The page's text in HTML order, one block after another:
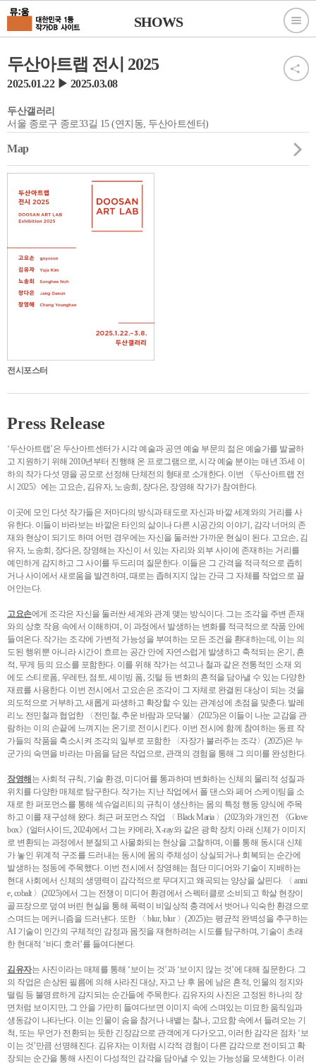
SHOWS
두산아트랩 전시 2025
2025.01.22 ▶ 2025.03.08
두산갤러리
서울 종로구 종로33길 15 (연지동, 두산아트센터)
Map
전시포스터
Press Release
‘두산아트랩’은 두산아트센터가 시각 예술과 공연 예술 부문의 젊은 예술가를 발굴하
고 지원하기 위해 2010년부터 진행해 온 프로그램으로, 시각 예술 분야는 매년 35세 이
하의 작가 다섯 명을 공모로 선정해 단체전의 형태로 소개한다. 이번 《두산아트랩 전
시 2025》에는 고요손, 김유자, 노송희, 장다은, 장영해 작가가 참여한다.
이곳에 모인 다섯 작가들은 저마다의 방식과 태도로 자신과 바깥 세계와의 거리를 사
유한다. 이들이 바라보는 바깥은 타인의 삶이나 다른 시공간의 이야기, 감각 너머의 존
재와 현상이 되기도 하며 어떤 경우에는 자신을 둘러싼 가까운 현실이 된다. 고요손, 김
유자, 노송희, 장다은, 장영해는 자신이 서 있는 자리와 외부 사이에 존재하는 거리를
예민하게 감지하고 그 사이를 두드리며 질문한다. 이들은 그 간격을 적극적으로 좁히
거나 사이에서 새로움을 발견하며, 때로는 좁혀지지 않는 간극 그 자체를 작업으로 끌
어안는다.
고요손에게 조각은 자신을 둘러싼 세계와 관계 맺는 방식이다. 그는 조각을 주변 존재
와의 상호 작용 속에서 이해하며, 이 과정에서 발생하는 변화를 적극적으로 작품 안에
들여온다. 작가는 조각에 가변적 가능성을 부여하는 모든 조건을 환대하는데, 이는 의
도된 행위뿐 아니라 시간이 흐르는 공간 안에 자연스럽게 발생하고 축적되는 온기, 흔
적, 무게 등의 요소를 포함한다. 이를 위해 작가는 석고나 철과 같은 전통적인 소재 외
에도 스티로폼, 우레탄, 점토, 셰이빙 폼, 깃털 등 변화의 흔적을 담아낼 수 있는 다양한
재료를 사용한다. 이번 전시에서 고요손은 조각이 그 자체로 완결된 대상이 되는 것을
의도적으로 거부하고, 새롭게 파생하고 확장할 수 있는 관계성에 초점을 맞춘다. 발레
리노 전민철과 협업한 〈전민철, 추운 바람과 모닥불〉(2025)은 이들이 나눈 교감을 관
람하는 이의 손끝에 느껴지는 온기로 전이시킨다. 이번 전시에 함께 참여하는 동료 작
가들의 작품을 축소시켜 조각의 일부로 포함한 〈자장가 불러주는 조각〉(2025)은 누
군가의 숙면을 바라는 마음을 담은 작업으로, 관객의 경험을 통해 그 의미를 완성한다.
장영해 는 사회적 규칙, 기술 환경, 미디어를 통과하며 변화하는 신체의 물리적 성질과
위치를 다양한 매체로 탐구한다. 작가는 지난 작업에서 폴 댄스와 페어 스케이팅을 소
재로 한 퍼포먼스를 통해 섹슈얼리티의 규칙이 생산하는 몸의 특정 행동 양식에 주목
하고 이를 재구성해 왔다. 최근 퍼포먼스 작업 〈 Black Maria 〉(2023)와 개인전 《Glove
box》(얼터사이드, 2024)에서 그는 카메라, X-ray와 같은 광학 장치 아래 신체가 이미지
로 변환되는 과정에서 분절되고 사물화되는 현상을 고찰하며, 이를 통해 동시대 신체
가 놓인 위계적 구조를 드러내는 동시에 몸의 주체성이 상실되거나 회복되는 순간에
발생하는 정동에 주목했다. 이번 전시에서 장영해는 첨단 미디어와 기술이 지배하는
현대 사회에서 신체의 생명력이 감각적으로 무뎌지고 왜곡되는 양상을 살핀다. 〈 anni
e, cobalt 〉(2025)에서 그는 전쟁이 미디어 환경에서 스펙터클로 소비되고 학살 현장이
골프장으로 덮여 버린 현실을 통해 폭력이 비일상적 충격에서 벗어나 익숙한 환경으로
스며드는 메커니즘을 드러낸다. 또한 〈 blur, blur 〉(2025)는 평균적 완벽성을 추구하는
AI 기술이 인간의 구체적인 감정과 몸짓을 재현하려는 시도를 탐구하며, 기술이 초래
한 현대적 ‘바디 호러’를 들여다본다.
김유자는 사진이라는 매체를 통해 ‘보이는 것’과 ‘보이지 않는 것’에 대해 질문한다. 그
의 작업은 손상된 필름에 의해 사라진 대상, 자고 난 후 몸에 남은 흔적, 인물의 정지와
떨림 등 불명료하게 감지되는 순간들에 주목한다. 김유자의 사진은 고정된 하나의 장
면처럼 보이지만, 그 안을 가만히 들여다보면 이미지 속에 스며있는 미묘한 움직임과
생동감이 나타난다. 이는 인물이 숨을 참거나 내뱉는 찰나, 고요함 속에서 들려오는 기
척, 또는 무언가 전환되는 듯한 긴장감으로 관객에게 다가오고, 이러한 감각은 점차 ‘보
이는 것’만큼 선명해진다. 김유자는 이처럼 시각적 경험이 다른 감각으로 전이되고 확
장되는 순간을 통해 사진이 다성적인 감각을 담아낼 수 있는 가능성을 모색한다. 이러